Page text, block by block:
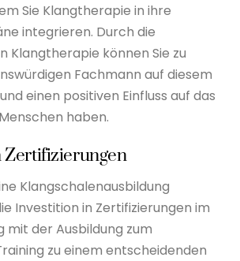
Sie Klangtherapie in ihre
integrieren. Durch die
Klangtherapie können Sie zu
Fachmann auf diesem
einen positiven Einfluss auf das
haben.
Zertifizierungen
Klangschalenausbildung
Investition in Zertifizierungen im
mit der Ausbildung zum
zu einem entscheidenden